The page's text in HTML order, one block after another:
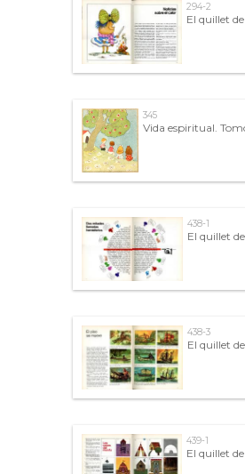
294-2
El quillet
345
Vida espiritual.
438-1
El quillet
438-3
El quillet
439-1
El quillet